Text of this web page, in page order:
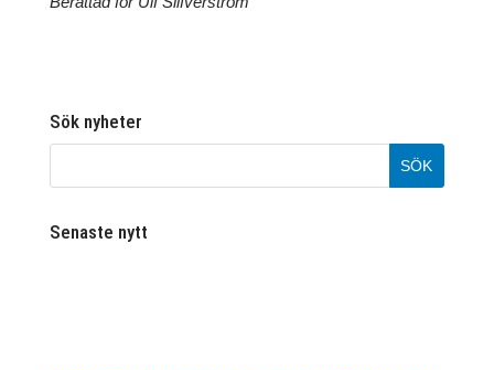
Sök nyheter
Senaste nytt